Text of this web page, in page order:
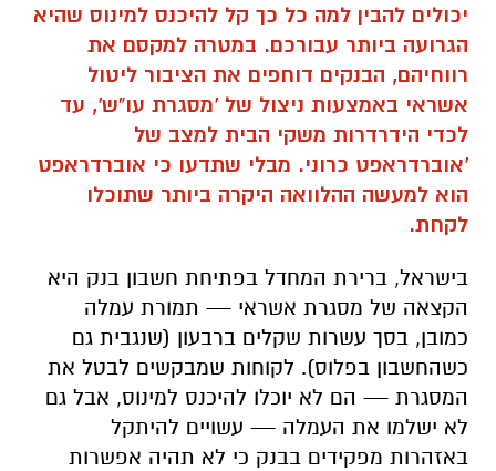
יכולים להבין למה כל כך קל להיכנס למינוס שהיא
הגרועה ביותר עבורכם. במטרה למקסם את
רווחיהם, הבנקים דוחפים את הציבור ליטול
אשראי באמצעות ניצול של 'מסגרת עו"ש', עד
לכדי הידרדרות משקי הבית למצב של
'אוברדראפט כרוני. מבלי שתדעו כי אוברדראפט
הוא למעשה ההלוואה היקרה ביותר שתוכלו
לקחת.
בישראל, ברירת המחדל בפתיחת חשבון בנק היא
הקצאה של מסגרת אשראי — תמורת עמלה
כמובן, בסך עשרות שקלים ברבעון (שנגבית גם
כשהחשבון בפלוס). לקוחות שמבקשים לבטל את
המסגרת — הם לא יוכלו להיכנס למינוס, אבל גם
לא ישלמו את העמלה — עשויים להיתקל
באזהרות מפקידים בבנק כי לא תהיה אפשרות